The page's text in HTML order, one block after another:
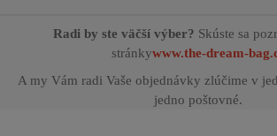
Radi by ste väčší výber? Skúste sa
stránkywww.the-dream-
A my Vám radi Vaše objednávky zlúčime v
jedno poštovné.